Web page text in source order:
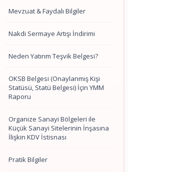
Mevzuat & Faydalı Bilgiler
Nakdi Sermaye Artışı İndirimi
Neden Yatırım Teşvik Belgesi?
OKSB Belgesi (Onaylanmış Kişi
Statüsü, Statü Belgesi) İçin YMM
Raporu
Organize Sanayi Bölgeleri ile
Küçük Sanayi Sitelerinin İnşasına
İlişkin KDV İstisnası
Pratik Bilgiler